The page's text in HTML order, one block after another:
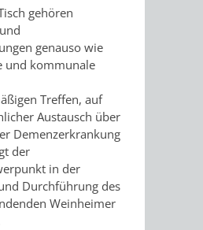
GRUNDSTÜCKSWERTERMITTLUNG
BERATUNGSERGEBNISSE
SITZUNGSUNTERLAGEN
UMLEGUNGSAUSSCHUSS
BERATENDE
AUSSCHÜSSE
RATHAUS
gehören
genauso wie
und kommunale
Treffen, auf
Austausch über
Demenzerkrankung
der
in der
Durchführung des
Weinheimer